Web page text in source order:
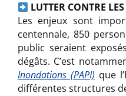
LUTTER CONTRE
Les enjeux sont
centennale, 850
public seraient
dégâts. C’est
Inondations (PAPI) que
différentes structures